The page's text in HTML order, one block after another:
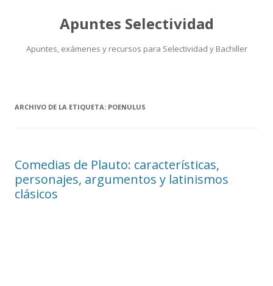
Apuntes Selectividad
Apuntes, exámenes y recursos para Selectividad y Bachiller
ARCHIVO DE LA ETIQUETA: POENULUS
Comedias de Plauto: características,
personajes, argumentos y latinismos
clásicos